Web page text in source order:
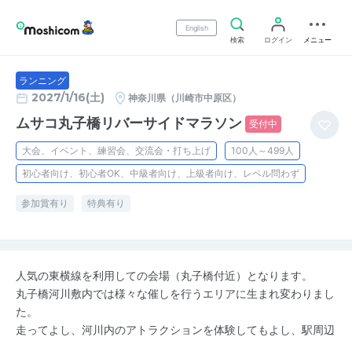
English
検索
ログイン メニュー
ランニング
2027/1/16(土) 神奈川県（川崎市中原区）
ムサコ丸子橋リバーサイドマラソン 受付中
大会、イベント、練習会、交流会・打ち上げ
100人～499人
初心者向け、初心者OK、中級者向け、上級者向け、レベル問わず
参加賞有り 特典有り
人気の東横線を利用しての会場（丸子橋付近）となります。
丸子橋河川敷内では様々な催しを行うエリアに生まれ変わりまし
た。
走ってよし、河川内のアトラクションを体験してもよし、駅周辺